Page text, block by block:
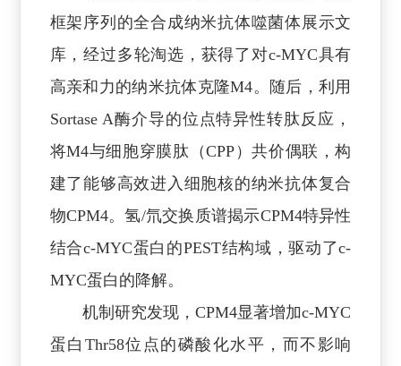
框架序列的全合成纳米抗体噬菌体展示文
库，经过多轮淘选，获得了对c-MYC具有
高亲和力的纳米抗体克隆M4。随后，利用
Sortase A酶介导的位点特异性转肽反应，
将M4与细胞穿膜肽（CPP）共价偶联，构
建了能够高效进入细胞核的纳米抗体复合
物CPM4。氢/氘交换质谱揭示CPM4特异性
结合c-MYC蛋白的PEST结构域，驱动了c-
MYC蛋白的降解。
机制研究发现，CPM4显著增加c-MYC
蛋白Thr58位点的磷酸化水平，而不影响